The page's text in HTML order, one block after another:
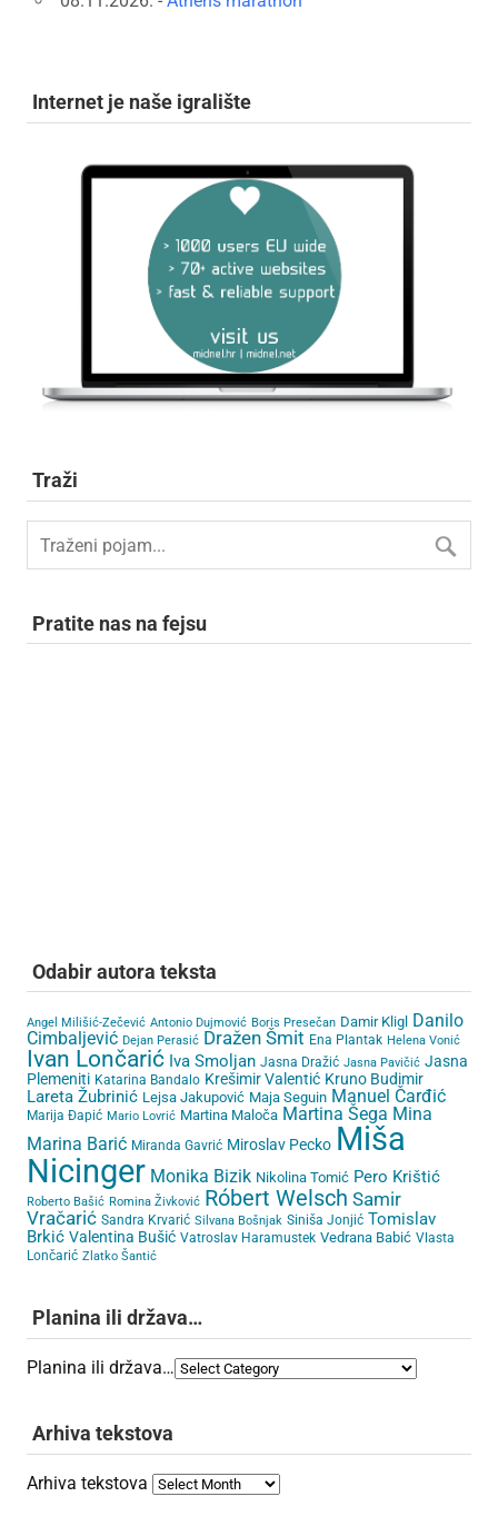
Internet je naše igralište
Traži
Pratite nas na fejsu
Odabir autora teksta
Angel Milišić-Zečević Antonio Dujmović Boris Presečan Damir Kligl Danilo
Cimbaljević Dejan Perasić Dražen Šmit Ena Plantak Helena Vonić
Ivan Lončarić Iva Smoljan Jasna Dražić Jasna Pavičić Jasna
Plemeniti Katarina Bandalo Krešimir Valentić Kruno Budimir
Lareta Žubrinić Lejsa Jakupović Maja Seguin Manuel Čarđić
Marija Đapić Mario Lovrić Martina Maloča Martina Šega Mina
Marina Barić Miranda Gavrić Miroslav Pecko Miša
Nicinger Monika Bizik Nikolina Tomić Pero Krištić
Roberto Bašić Romina Živković Róbert Welsch Samir
Vračarić Sandra Krvarić Silvana Bošnjak Siniša Jonjić Tomislav
Brkić Valentina Bušić Vatroslav Haramustek Vedrana Babić Vlasta
Lončarić Zlatko Šantić
Planina ili država…
Planina ili država…
Arhiva tekstova
Arhiva tekstova